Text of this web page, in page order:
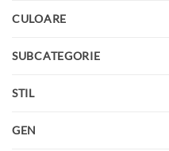
CULOARE
SUBCATEGORIE
STIL
GEN